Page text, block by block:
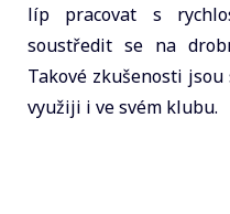
líp pracovat s
soustředit se na
Takové zkušenosti
využiji i ve svém klubu.